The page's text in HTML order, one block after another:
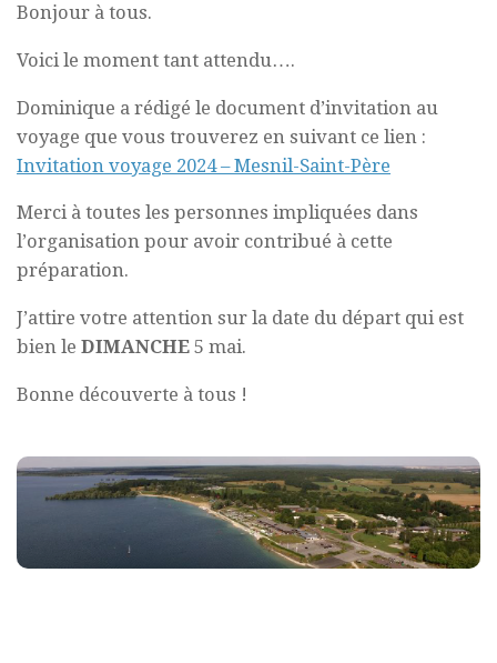
Bonjour à tous.
Voici le moment tant attendu….
Dominique a rédigé le document d’invitation au
voyage que vous trouverez en suivant ce lien :
Invitation voyage 2024 – Mesnil-Saint-Père
Merci à toutes les personnes impliquées dans
l’organisation pour avoir contribué à cette
préparation.
J’attire votre attention sur la date du départ qui est
bien le DIMANCHE 5 mai.
Bonne découverte à tous !